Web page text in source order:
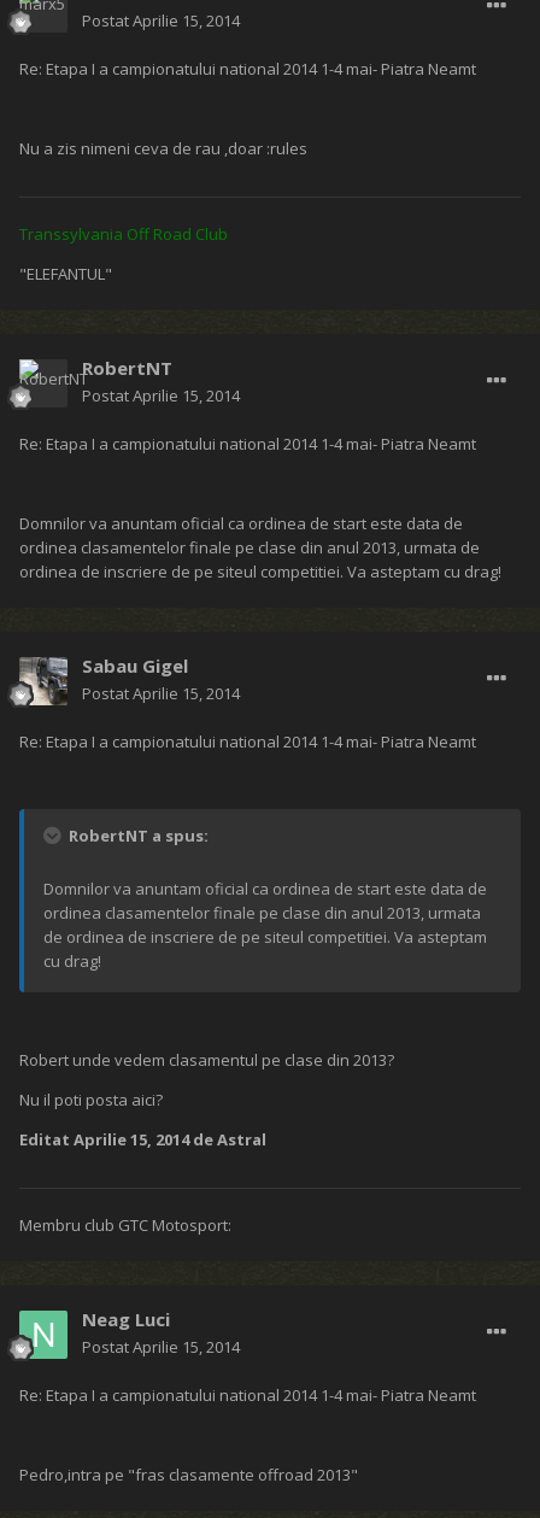
PostatAprilie 15, 2014
Re: Etapa I a campionatului national 2014 1-4 mai- Piatra Neamt
Nu a zis nimeni ceva de rau ,doar :rules
Transsylvania Off Road Club
"ELEFANTUL"
RobertNT
PostatAprilie 15, 2014
Re: Etapa I a campionatului national 2014 1-4 mai- Piatra Neamt
Domnilor va anuntam oficial ca ordinea de start este data de
ordinea clasamentelor finale pe clase din anul 2013, urmata de
ordinea de inscriere de pe siteul competitiei. Va asteptam cu drag!
Sabau Gigel
PostatAprilie 15, 2014
Re: Etapa I a campionatului national 2014 1-4 mai- Piatra Neamt
RobertNT a spus:
Domnilor va anuntam oficial ca ordinea de start este data de
ordinea clasamentelor finale pe clase din anul 2013, urmata
de ordinea de inscriere de pe siteul competitiei. Va asteptam
cu drag!
Robert unde vedem clasamentul pe clase din 2013?
Nu il poti posta aici?
Editat Aprilie 15, 2014de Astral
Membru club GTC Motosport:
Neag Luci
PostatAprilie 15, 2014
Re: Etapa I a campionatului national 2014 1-4 mai- Piatra Neamt
Pedro,intra pe "fras clasamente offroad 2013"